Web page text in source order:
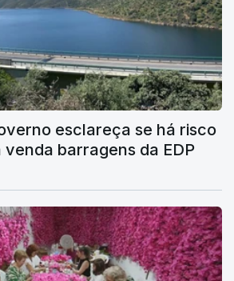
esclareça se há risco
venda barragens da EDP